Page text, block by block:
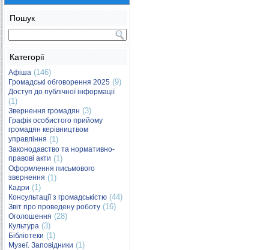
Пошук
Категорії
Афіша (146)
Громадські обговорення 2025 (9)
Доступ до публічної інформації
(1)
Звернення громадян (3)
Графік особистого прийому
громадян керівництвом
управління (1)
Законодавство та нормативно-
правові акти (1)
Оформлення письмового
звернення (1)
Кадри (1)
Консультації з громадськістю (44)
Звіт про проведену роботу (16)
Оголошення (28)
Культура (3)
Бібліотеки (1)
Музеї. Заповідники (1)